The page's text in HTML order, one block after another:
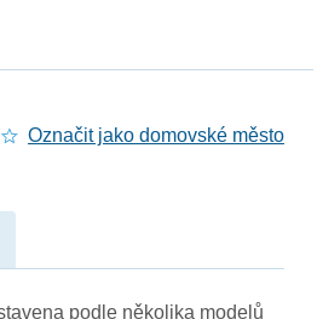
Označit jako domovské město
podle několika modelů